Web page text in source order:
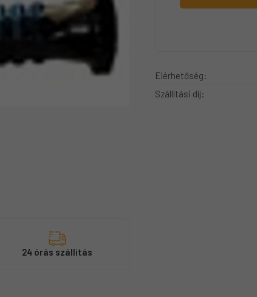
24 órás szállítás
Elérhetőség:
Szállítási díj: